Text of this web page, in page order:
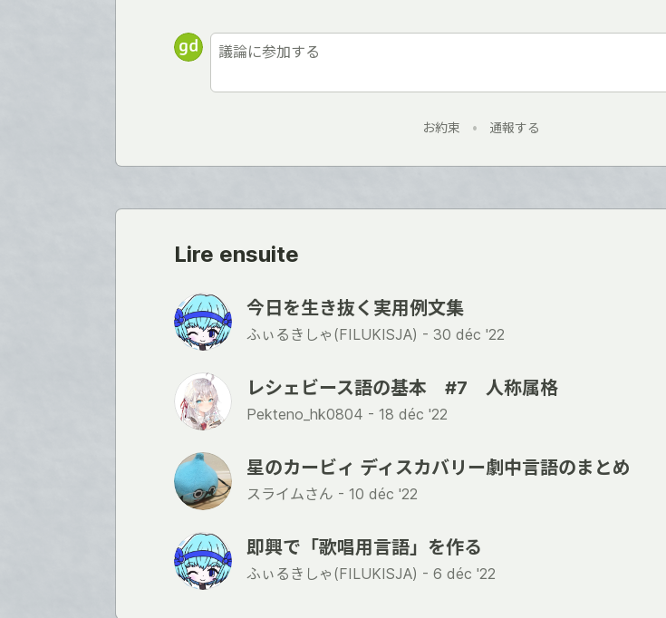
お約束 • 通報する
Lire ensuite
今日を生き抜く実用例文集
ふぃるきしゃ(FILUKISJA) - 30 déc '22
レシェビース語の基本 #7 人称属格
Pekteno_hk0804 - 18 déc '22
星のカービィ ディスカバリー劇中言語のまとめ
スライムさん - 10 déc '22
即興で「歌唱用言語」を作る
ふぃるきしゃ(FILUKISJA) - 6 déc '22